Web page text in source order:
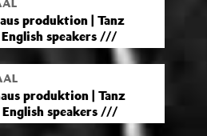
produktion | Tanz
speakers ///
produktion | Tanz
speakers ///